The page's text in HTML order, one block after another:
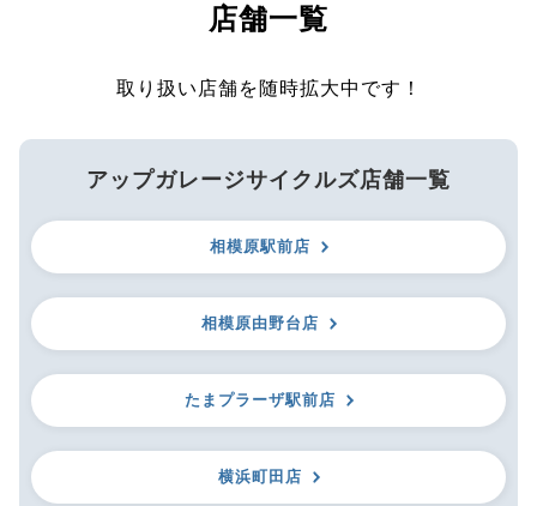
店舗一覧
取り扱い店舗を随時拡大中です！
アップガレージサイクルズ店舗一覧
相模原駅前店
相模原由野台店
たまプラーザ駅前店
横浜町田店